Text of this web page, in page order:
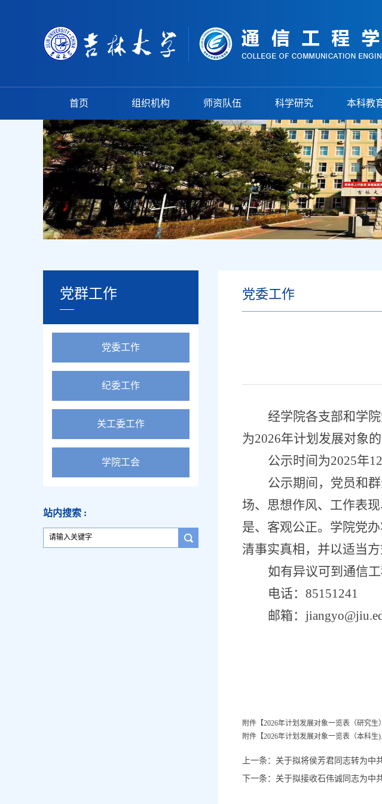
首页 组织机构 师资队伍 科学研究 本科教
党群工作
党委工作
纪委工作
关工委工作
学院工会
站内搜索 :
党委工作
经学院各支部和学
为2026年计划发展对象
公示时间为2025年12
公示期间，党员和
场、思想作风、工作表
是、客观公正。学院党
清事实真相，并以适当方
如有异议可到通信
电话： 85151241
邮箱：
附件【2026年计划发展对象一览表（研究生
附件【2026年计划发展对象一览表（本科生
上一条： 关于拟将侯芳君同志转为中
下一条： 关于拟接收石伟诚同志为中